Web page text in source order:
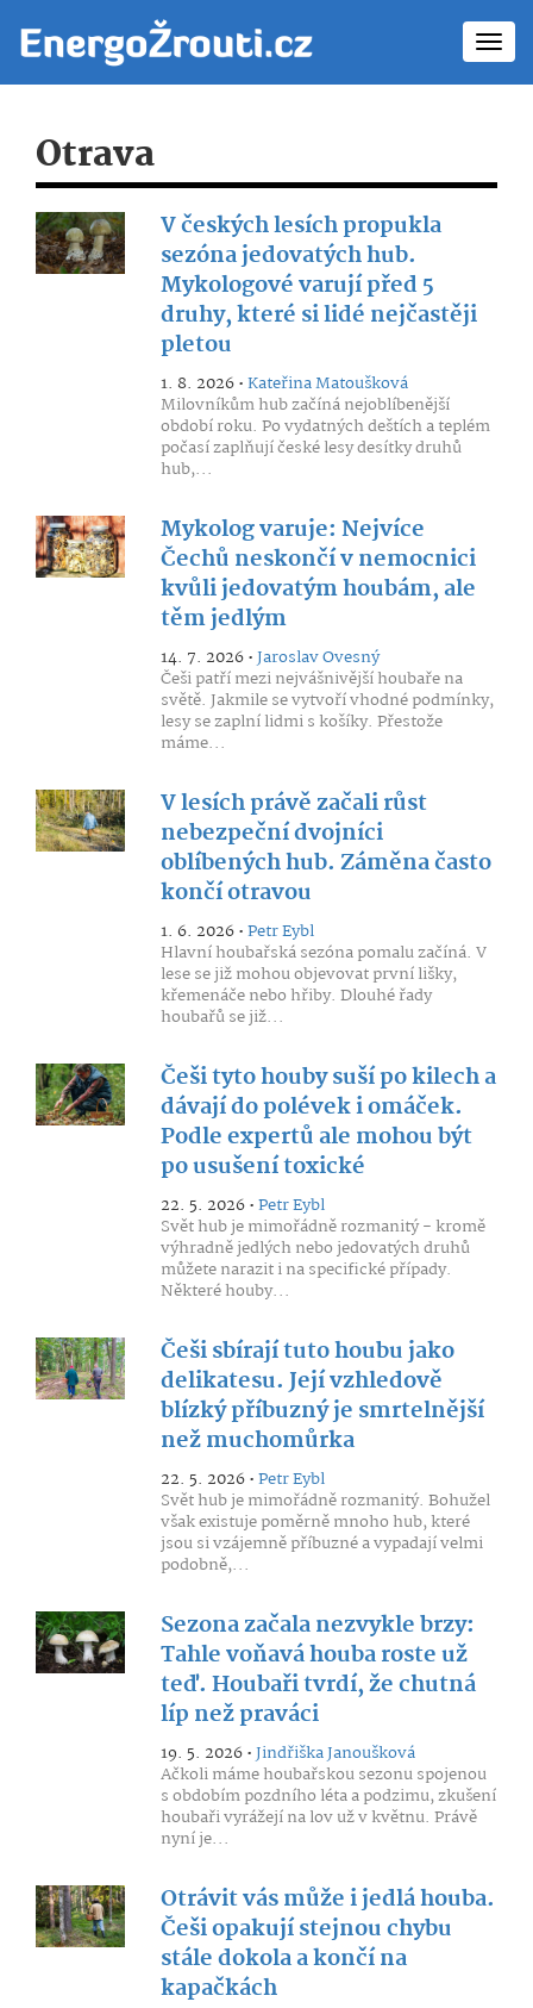
Otrava
V českých lesích propukla
sezóna jedovatých hub.
Mykologové varují před 5
druhy, které si lidé nejčastěji
pletou
1. 8. 2026 •Kateřina Matoušková
Milovníkům hub začíná nejoblíbenější
období roku. Po vydatných deštích a teplém
počasí zaplňují české lesy desítky druhů
hub,...
Mykolog varuje: Nejvíce
Čechů neskončí v nemocnici
kvůli jedovatým houbám, ale
těm jedlým
14. 7. 2026 •Jaroslav Ovesný
Češi patří mezi nejvášnivější houbaře na
světě. Jakmile se vytvoří vhodné podmínky,
lesy se zaplní lidmi s košíky. Přestože
máme...
V lesích právě začali růst
nebezpeční dvojníci
oblíbených hub. Záměna často
končí otravou
1. 6. 2026 •Petr Eybl
Hlavní houbařská sezóna pomalu začíná. V
lese se již mohou objevovat první lišky,
křemenáče nebo hřiby. Dlouhé řady
houbařů se již...
Češi tyto houby suší po kilech a
dávají do polévek i omáček.
Podle expertů ale mohou být
po usušení toxické
22. 5. 2026 •Petr Eybl
Svět hub je mimořádně rozmanitý - kromě
výhradně jedlých nebo jedovatých druhů
můžete narazit i na specifické případy.
Některé houby...
Češi sbírají tuto houbu jako
delikatesu. Její vzhledově
blízký příbuzný je smrtelnější
než muchomůrka
22. 5. 2026 •Petr Eybl
Svět hub je mimořádně rozmanitý. Bohužel
však existuje poměrně mnoho hub, které
jsou si vzájemně příbuzné a vypadají velmi
podobně,...
Sezona začala nezvykle brzy:
Tahle voňavá houba roste už
teď. Houbaři tvrdí, že chutná
líp než praváci
19. 5. 2026 •Jindřiška Janoušková
Ačkoli máme houbařskou sezonu spojenou
s obdobím pozdního léta a podzimu, zkušení
houbaři vyrážejí na lov už v květnu. Právě
nyní je...
Otrávit vás může i jedlá houba.
Češi opakují stejnou chybu
stále dokola a končí na
kapačkách